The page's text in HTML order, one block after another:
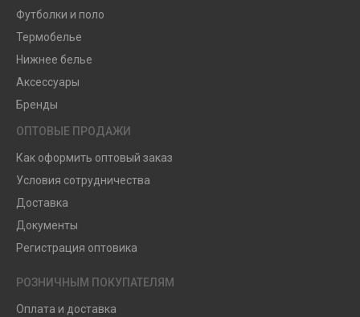
Футболки и поло
Термобелье
Нижнее белье
Аксессуары
Бренды
ОПТОВЫЕ ПРОДАЖИ
Как оформить оптовый заказ
Условия сотрудничества
Доставка
Документы
Регистрация оптовика
РОЗНИЧНЫМ ПОКУПАТЕЛЯМ
Оплата и доставка